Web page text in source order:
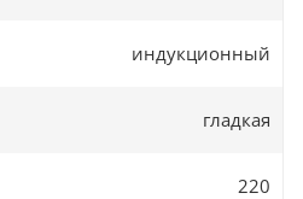
индукционный
гладкая
220